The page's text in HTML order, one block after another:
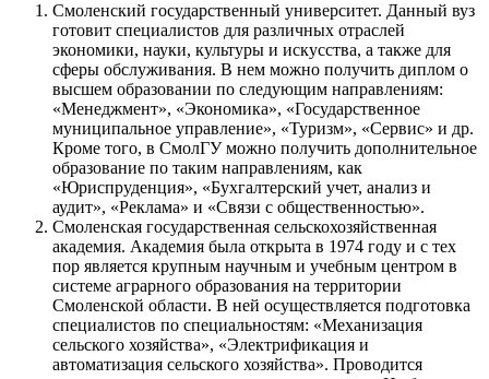
Смоленский государственный университет. Данный вуз
готовит специалистов для различных отраслей
экономики, науки, культуры и искусства, а также для
сферы обслуживания. В нем можно получить диплом о
высшем образовании по следующим направлениям:
«Менеджмент», «Экономика», «Государственное
муниципальное управление», «Туризм», «Сервис» и др.
Кроме того, в СмолГУ можно получить дополнительное
образование по таким направлениям, как
«Юриспруденция», «Бухгалтерский учет, анализ и
аудит», «Реклама» и «Связи с общественностью».
Смоленская государственная сельскохозяйственная
академия. Академия была открыта в 1974 году и с тех
пор является крупным научным и учебным центром в
системе аграрного образования на территории
Смоленской области. В ней осуществляется подготовка
специалистов по специальностям: «Механизация
сельского хозяйства», «Электрификация и
автоматизация сельского хозяйства». Проводится